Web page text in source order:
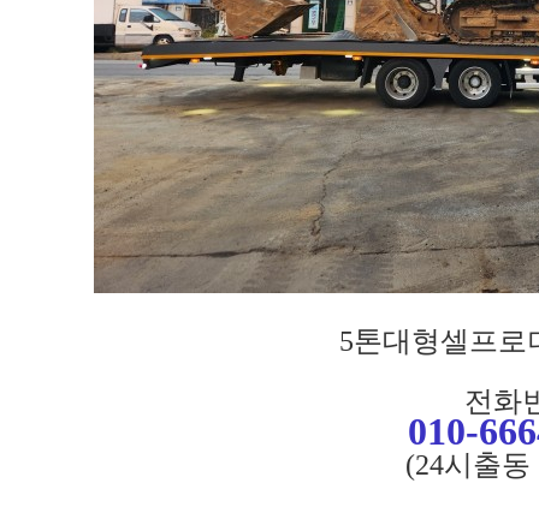
5톤대형셀프
전화
010-
(24시출